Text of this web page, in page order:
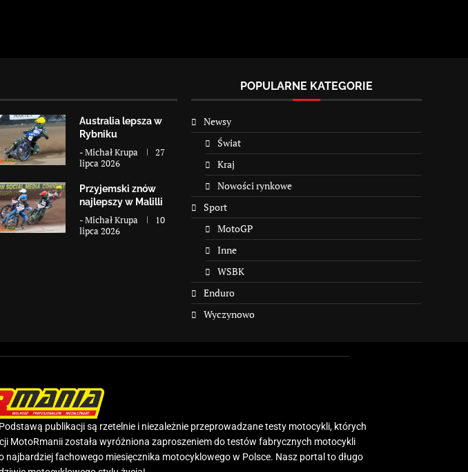
Australia lepsza w
Rybniku
-Michał Krupa
27
lipca 2026
Przyjemski znów
najlepszy w Malilli
-Michał Krupa
10
lipca 2026
POPULARNE KATEGORIE
Newsy
Świat
Kraj
Nowości rynkowe
Sport
MotoGP
Inne
WSBK
Enduro
Wyczynowo
publikacji są rzetelnie i niezależnie przeprowadzane testy motocykli, których
MotoRmanii została wyróżniona zaproszeniem do testów fabrycznych motocykli
fachowego miesięcznika motocyklowego w Polsce. Nasz portal to długo